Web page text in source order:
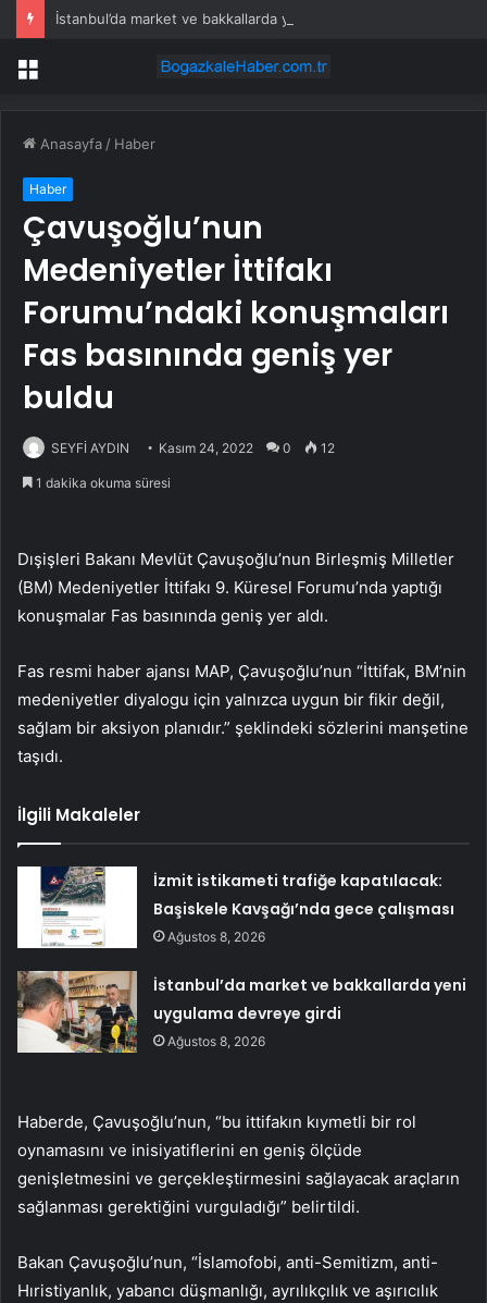
Menü
Anasayfa / Haber
Haber
Çavuşoğlu’nun
Medeniyetler İttifakı
Forumu’ndaki konuşmaları
Fas basınında geniş yer
buldu
SEYFİ AYDIN Kasım 24, 2022 0 12
1 dakika okuma süresi
Dışişleri Bakanı Mevlüt Çavuşoğlu’nun Birleşmiş Milletler
(BM) Medeniyetler İttifakı 9. Küresel Forumu’nda yaptığı
konuşmalar Fas basınında geniş yer aldı.
Fas resmi haber ajansı MAP, Çavuşoğlu’nun “İttifak, BM’nin
medeniyetler diyalogu için yalnızca uygun bir fikir değil,
sağlam bir aksiyon planıdır.” şeklindeki sözlerini manşetine
taşıdı.
İlgili Makaleler
İzmit istikameti trafiğe kapatılacak:
Başiskele Kavşağı’nda gece çalışması
Ağustos 8, 2026
İstanbul’da market ve bakkallarda yeni
uygulama devreye girdi
Ağustos 8, 2026
Haberde, Çavuşoğlu’nun, “bu ittifakın kıymetli bir rol
oynamasını ve inisiyatiflerini en geniş ölçüde
genişletmesini ve gerçekleştirmesini sağlayacak araçların
sağlanması gerektiğini vurguladığı” belirtildi.
Bakan Çavuşoğlu’nun, “İslamofobi, anti-Semitizm, anti-
Hıristiyanlık, yabancı düşmanlığı, ayrılıkçılık ve aşırıcılık